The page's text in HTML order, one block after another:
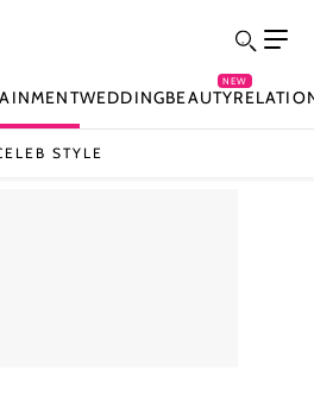
WEDDINGBEAUTY
NEW
STYLE